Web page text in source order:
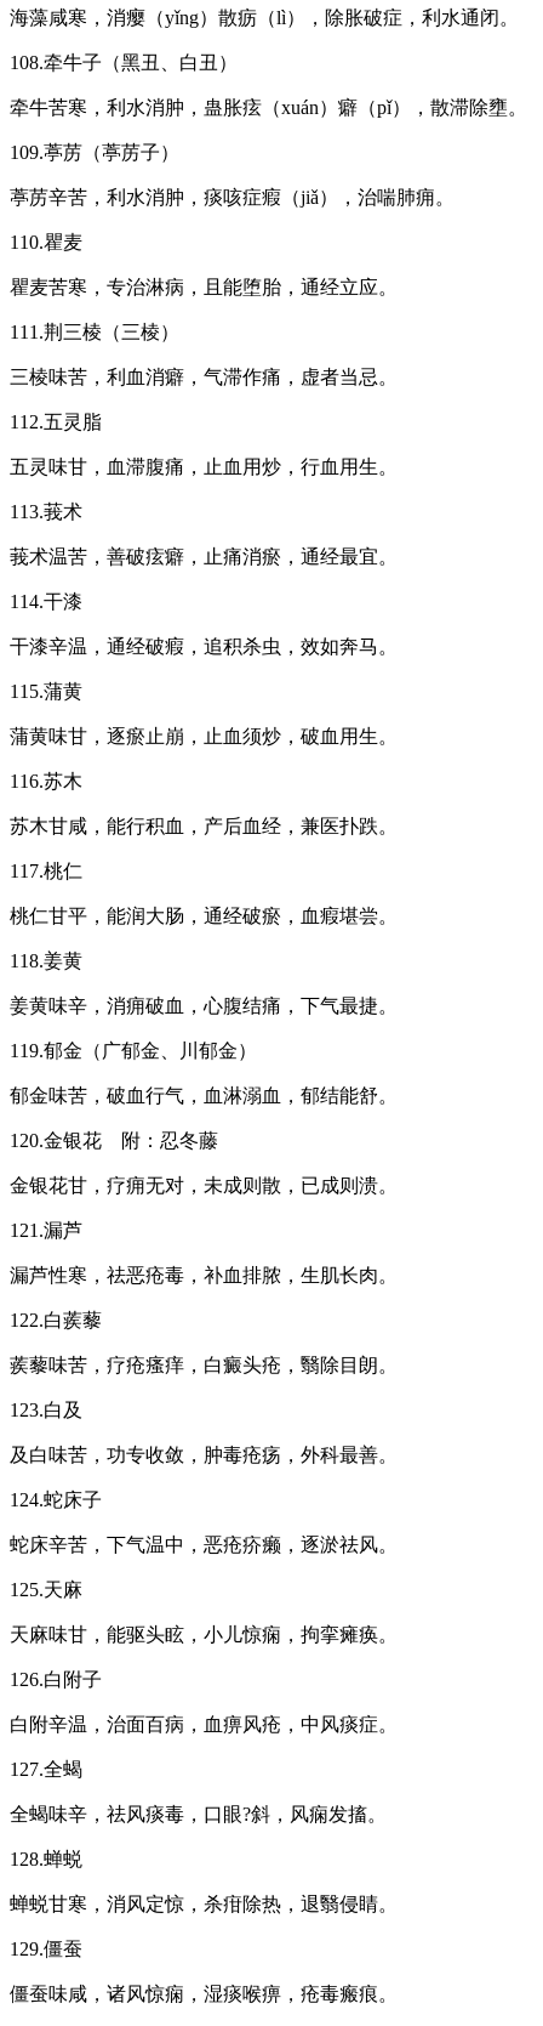
海藻咸寒，消瘿（yǐng）散疬（lì），除胀破症，利水通闭。
108.牵牛子（黑丑、白丑）
牵牛苦寒，利水消肿，蛊胀痃（xuán）癖（pǐ），散滞除壅。
109.葶苈（葶苈子）
葶苈辛苦，利水消肿，痰咳症瘕（jiǎ），治喘肺痈。
110.瞿麦
瞿麦苦寒，专治淋病，且能堕胎，通经立应。
111.荆三棱（三棱）
三棱味苦，利血消癖，气滞作痛，虚者当忌。
112.五灵脂
五灵味甘，血滞腹痛，止血用炒，行血用生。
113.莪术
莪术温苦，善破痃癖，止痛消瘀，通经最宜。
114.干漆
干漆辛温，通经破瘕，追积杀虫，效如奔马。
115.蒲黄
蒲黄味甘，逐瘀止崩，止血须炒，破血用生。
116.苏木
苏木甘咸，能行积血，产后血经，兼医扑跌。
117.桃仁
桃仁甘平，能润大肠，通经破瘀，血瘕堪尝。
118.姜黄
姜黄味辛，消痈破血，心腹结痛，下气最捷。
119.郁金（广郁金、川郁金）
郁金味苦，破血行气，血淋溺血，郁结能舒。
120.金银花 附：忍冬藤
金银花甘，疗痈无对，未成则散，已成则溃。
121.漏芦
漏芦性寒，祛恶疮毒，补血排脓，生肌长肉。
122.白蒺藜
蒺藜味苦，疗疮瘙痒，白癜头疮，翳除目朗。
123.白及
及白味苦，功专收敛，肿毒疮疡，外科最善。
124.蛇床子
蛇床辛苦，下气温中，恶疮疥癞，逐淤祛风。
125.天麻
天麻味甘，能驱头眩，小儿惊痫，拘挛瘫痪。
126.白附子
白附辛温，治面百病，血痹风疮，中风痰症。
127.全蝎
全蝎味辛，祛风痰毒，口眼?斜，风痫发搐。
128.蝉蜕
蝉蜕甘寒，消风定惊，杀疳除热，退翳侵睛。
129.僵蚕
僵蚕味咸，诸风惊痫，湿痰喉痹，疮毒瘢痕。